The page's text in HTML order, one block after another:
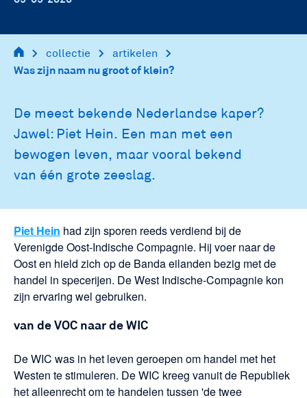
main
navigation
collectie
artikelen
Was zijn naam nu groot of klein?
De meest bekende Nederlandse kaper?
Jawel: Piet Hein. Een man met een
bewogen leven, maar vooral bekend
van één grote zeeslag.
Piet Hein had zijn sporen reeds verdiend bij de
Verenigde Oost-Indische Compagnie. Hij voer naar de
Oost en hield zich op de Banda eilanden bezig met de
handel in specerijen. De West Indische-Compagnie kon
zijn ervaring wel gebruiken.
van de VOC naar de WIC
De WIC was in het leven geroepen om handel met het
Westen te stimuleren. De WIC kreeg vanuit de Republiek
het alleenrecht om te handelen tussen 'de twee